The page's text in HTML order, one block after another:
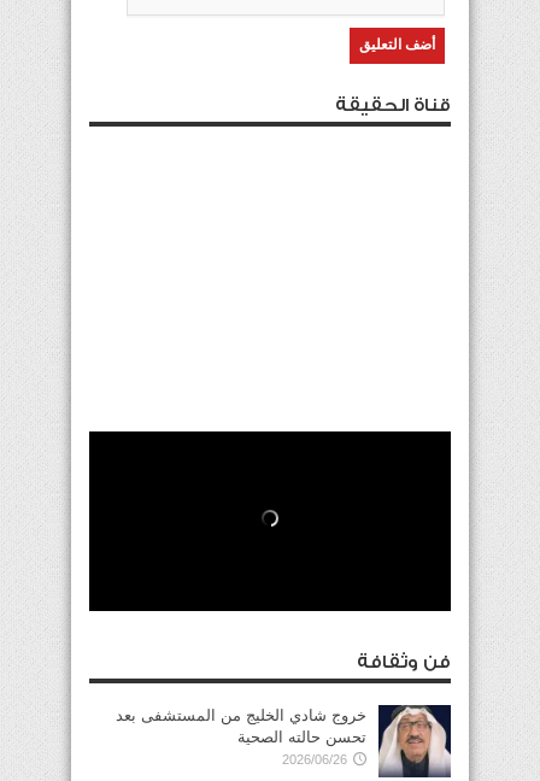
قناة الحقيقة
فن وثقافة
خروج شادي الخليج من المستشفى بعد
تحسن حالته الصحية
2026/06/26